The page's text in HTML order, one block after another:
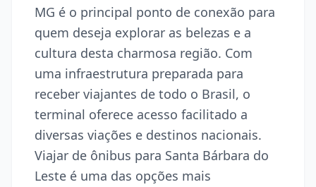
MG é o principal ponto de conexão para
quem deseja explorar as belezas e a
cultura desta charmosa região. Com
uma infraestrutura preparada para
receber viajantes de todo o Brasil, o
terminal oferece acesso facilitado a
diversas viações e destinos nacionais.
Viajar de ônibus para Santa Bárbara do
Leste é uma das opções mais